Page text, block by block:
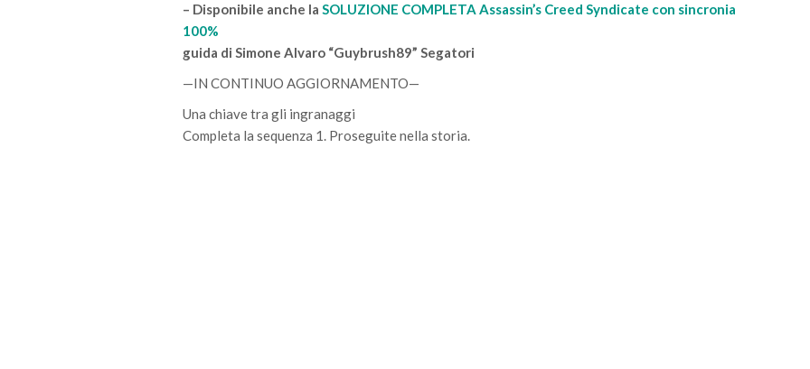
– Disponibile anche la SOLUZIONE COMPLETA Assassin’s Creed Syndicate con sincronia
100%
guida di Simone Alvaro “Guybrush89” Segatori
—IN CONTINUO AGGIORNAMENTO—
Una chiave tra gli ingranaggi
Completa la sequenza 1. Proseguite nella storia.